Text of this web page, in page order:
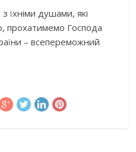
їхніми душами, які
прохатимемо Господа
– всепереможний